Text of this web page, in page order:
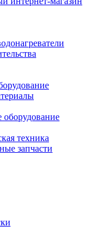
оборудование
техника
запчасти